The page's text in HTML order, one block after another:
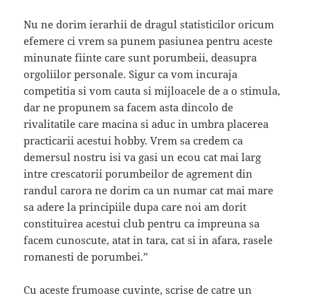
Nu ne dorim ierarhii de dragul statisticilor oricum
efemere ci vrem sa punem pasiunea pentru aceste
minunate fiinte care sunt porumbeii, deasupra
orgoliilor personale. Sigur ca vom incuraja
competitia si vom cauta si mijloacele de a o stimula,
dar ne propunem sa facem asta dincolo de
rivalitatile care macina si aduc in umbra placerea
practicarii acestui hobby. Vrem sa credem ca
demersul nostru isi va gasi un ecou cat mai larg
intre crescatorii porumbeilor de agrement din
randul carora ne dorim ca un numar cat mai mare
sa adere la principiile dupa care noi am dorit
constituirea acestui club pentru ca impreuna sa
facem cunoscute, atat in tara, cat si in afara, rasele
romanesti de porumbei.”
Cu aceste frumoase cuvinte, scrise de catre un